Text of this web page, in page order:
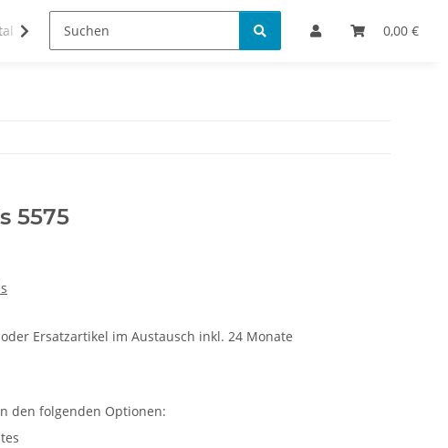
0,00 €
Bestellinformationen
5575
Ersatzartikel im Austausch inkl. 24 Monate
den folgenden Optionen: